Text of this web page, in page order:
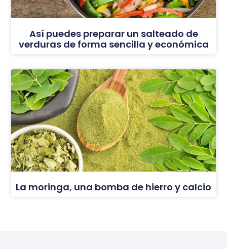
Así puedes preparar un salteado de
verduras de forma sencilla y económica
La moringa, una bomba de hierro y calcio